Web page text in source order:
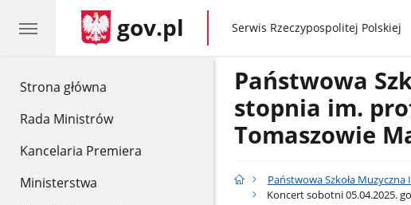
Strona główna
Rada Ministrów
Kancelaria Premiera
Ministerstwa
gov.pl gov.pl
Serwis Rzeczypospolitej Polskiej
Państwowa
stopnia im.
Tomaszowie
Państwowa Szkoła
Koncert sobotni 05.04.2025.